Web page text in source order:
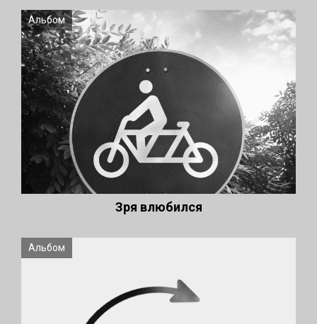
Альбом
Зря влюбился
Альбом